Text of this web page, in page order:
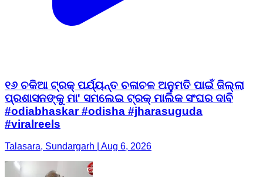
୧୬ ଚକିଆ ଟ୍ରକ୍ ପର୍ଯ୍ୟନ୍ତ ଚଳାଚଳ ଅନୁମତି ପାଇଁ ଜିଲ୍ଲା
ପ୍ରଶାସନଙ୍କୁ ମା' ସମଲେଇ ଟ୍ରକ୍ ମାଲିକ ସଂଘର ଦାବି
#odiabhaskar #odisha #jharasuguda
#viralreels
Talasara, Sundargarh | Aug 6, 2026